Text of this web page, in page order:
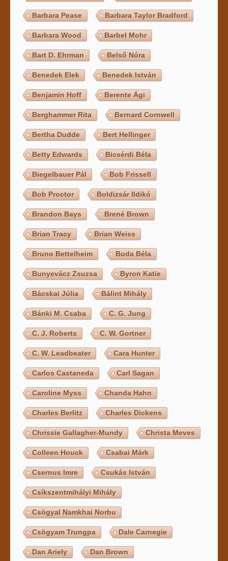
Barbara Pease Barbara Taylor Bradford
Barbara Wood Barbel Mohr
Bart D. Ehrman Belső Nóra
Benedek Elek Benedek István
Benjamin Hoff Berente Ági
Berghammer Rita Bernard Cornwell
Bertha Dudde Bert Hellinger
Betty Edwards Bicsérdi Béla
Biegelbauer Pál Bob Frissell
Bob Proctor Boldizsár Ildikó
Brandon Bays Brené Brown
Brian Tracy Brian Weiss
Bruno Bettelheim Buda Béla
Bunyevácz Zsuzsa Byron Katie
Bácskai Júlia Bálint Mihály
Bánki M. Csaba C. G. Jung
C. J. Roberts C. W. Gortner
C. W. Leadbeater Cara Hunter
Carlos Castaneda Carl Sagan
Caroline Myss Chanda Hahn
Charles Berlitz Charles Dickens
Chrissie Gallagher-Mundy Christa Meves
Colleen Houck Csabai Márk
Csernus Imre Csukás István
Csíkszentmihályi Mihály
Csögyal Namkhai Norbu
Csögyam Trungpa Dale Carnegie
Dan Ariely Dan Brown